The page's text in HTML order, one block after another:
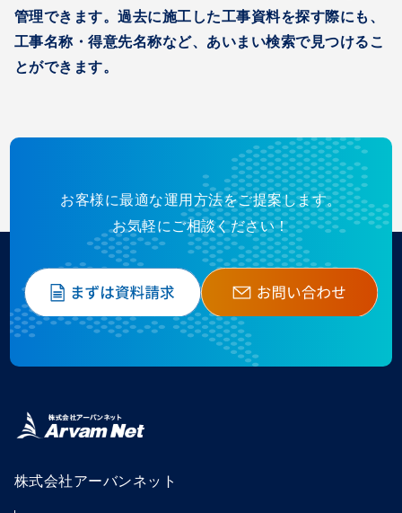
管理できます。過去に施工した工事資料を探す際にも、
工事名称・得意先名称など、あいまい検索で見つけるこ
とができます。
お客様に最適な運用方法をご提案します。
お気軽にご相談ください！
株式会社アーバンネット